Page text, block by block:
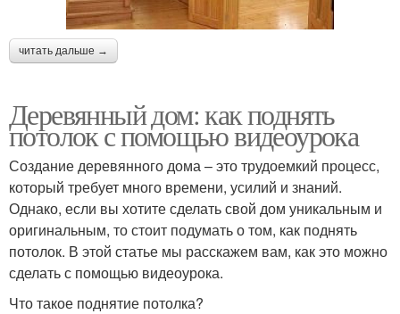
читать дальше →
Деревянный дом: как поднять
потолок с помощью видеоурока
Создание деревянного дома – это трудоемкий процесс,
который требует много времени, усилий и знаний.
Однако, если вы хотите сделать свой дом уникальным и
оригинальным, то стоит подумать о том, как поднять
потолок. В этой статье мы расскажем вам, как это можно
сделать с помощью видеоурока.
Что такое поднятие потолка?